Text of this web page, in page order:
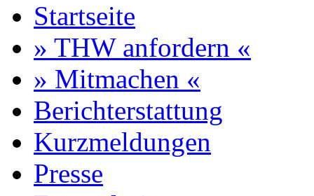
Startseite
» THW anfordern «
» Mitmachen «
Berichterstattung
Kurzmeldungen
Presse